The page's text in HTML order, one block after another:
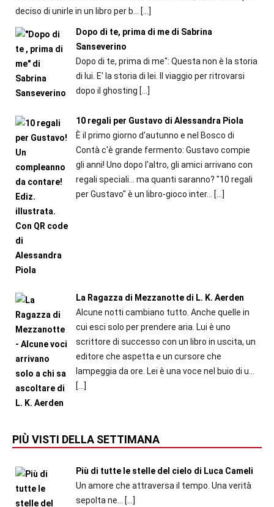
deciso di unirle in un libro per b... […]
Dopo di te, prima di me di Sabrina
Sanseverino
Dopo di te, prima di me": Questa non è la storia
di lui. E' la storia di lei. Il viaggio per ritrovarsi
dopo il ghosting […]
10 regali per Gustavo di Alessandra Piola
È il primo giorno d'autunno e nel Bosco di
Contà c'è grande fermento: Gustavo compie
gli anni! Uno dopo l'altro, gli amici arrivano con
regali speciali... ma quanti saranno? "10 regali
per Gustavo" è un libro-gioco inter...
[…]
La Ragazza di Mezzanotte di L. K. Aerden
Alcune notti cambiano tutto. Anche quelle in
cui esci solo per prendere aria. Lui è uno
scrittore di successo con un libro in uscita, un
editore che aspetta e un cursore che
lampeggia da ore. Lei è una voce nel buio di u...
[…]
PIÙ VISTI DELLA SETTIMANA
Più di tutte le stelle del cielo di Luca Cameli
Un amore che attraversa il tempo. Una verità
sepolta ne... […]